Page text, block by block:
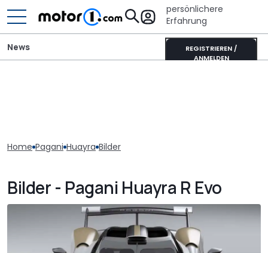
persönlichere
Erfahrung
REGISTRIEREN /
ANMELDEN
News
Home Pagani Huayra Bilder
Bilder - Pagani Huayra R Evo